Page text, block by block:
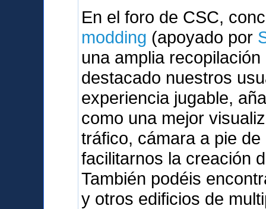
En el foro de CSC,
modding (apoyado por
una amplia
destacado nuestros
experiencia jugable,
como una mejor
tráfico, cámara a pie
facilitarnos la creación
También podéis
y otros edificios de